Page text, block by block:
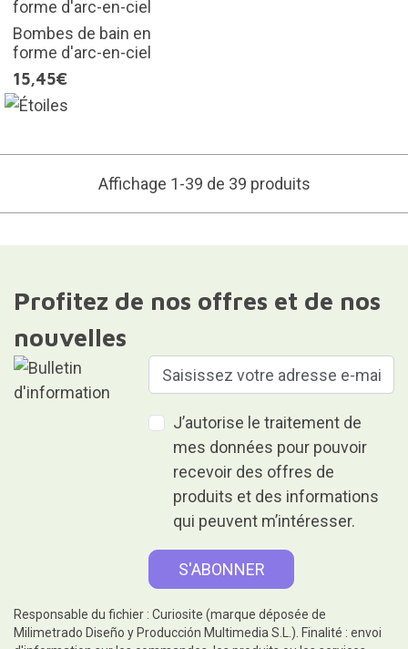
Bombes de bain en
forme d'arc-en-ciel
15,45€
Affichage 1-39 de 39 produits
Profitez de nos offres et de nos
nouvelles
J’autorise le traitement de
mes données pour pouvoir
recevoir des offres de
produits et des informations
qui peuvent m’intéresser.
Responsable du fichier : Curiosite (marque déposée de
Milimetrado Diseño y Producción Multimedia S.L.). Finalité : envoi